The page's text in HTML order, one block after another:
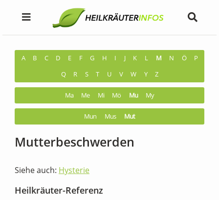
A B C D E F G H I J K L M N Ö
P
Q
R S T U V W Y Z
Ma Me Mi Mö Mu My
Mun Mus Mut
Mutterbeschwerden
Siehe auch: Hysterie
Heilkräuter-Referenz